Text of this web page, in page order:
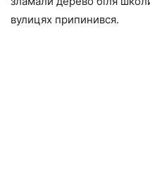
вулицях припинився.